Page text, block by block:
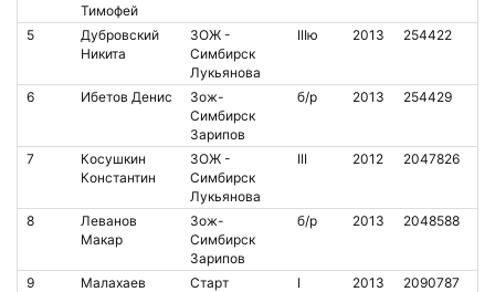
Тимофей
5
Дубровский
Никита
ЗОЖ -
Симбирск
Лукьянова
IIIю 2013 254422
6 Ибетов Денис
Зож-
Симбирск
Зарипов
б/р 2013 254429
7
Косушкин
Константин
ЗОЖ -
Симбирск
Лукьянова
III 2012 2047826
8
Леванов
Макар
Зож-
Симбирск
Зарипов
б/р 2013 2048588
9
Малахаев
Старт I 2013 2090787